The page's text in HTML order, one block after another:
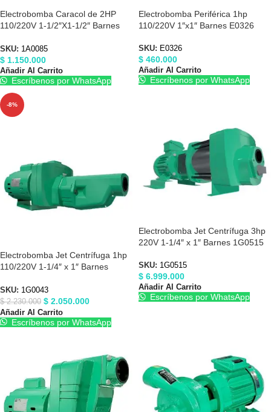
Electrobomba Caracol de 2HP
110/220V 1-1/2″X1-1/2″ Barnes
SKU: 1A0085
$ 1.150.000
Añadir Al Carrito
Escríbenos por WhatsApp
Electrobomba Periférica 1hp
110/220V 1″x1″ Barnes E0326
SKU: E0326
$ 460.000
Añadir Al Carrito
Escríbenos por WhatsApp
-8%
Electrobomba Jet Centrífuga 1hp
110/220V 1-1/4″ x 1″ Barnes
SKU: 1G0043
$2.230.000 $ 2.050.000
Añadir Al Carrito
Escríbenos por WhatsApp
Electrobomba Jet Centrífuga 3hp
220V 1-1/4″ x 1″ Barnes 1G0515
SKU: 1G0515
$ 6.999.000
Añadir Al Carrito
Escríbenos por WhatsApp